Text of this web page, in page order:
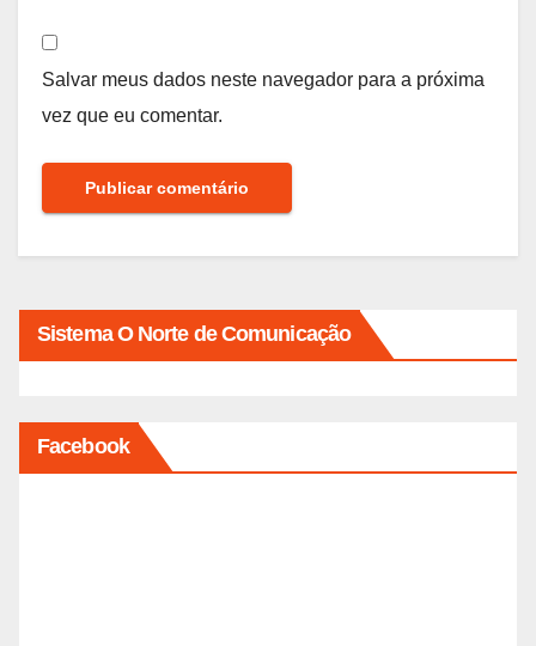
Salvar meus dados neste navegador para a próxima
vez que eu comentar.
Sistema O Norte de Comunicação
Facebook